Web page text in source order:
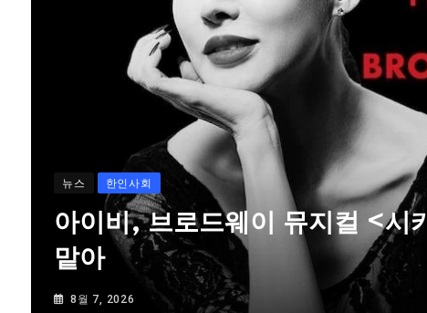
뉴스 한인사회
아이비, 브로드웨이 뮤지컬 <시
맡아
8월 7, 2026